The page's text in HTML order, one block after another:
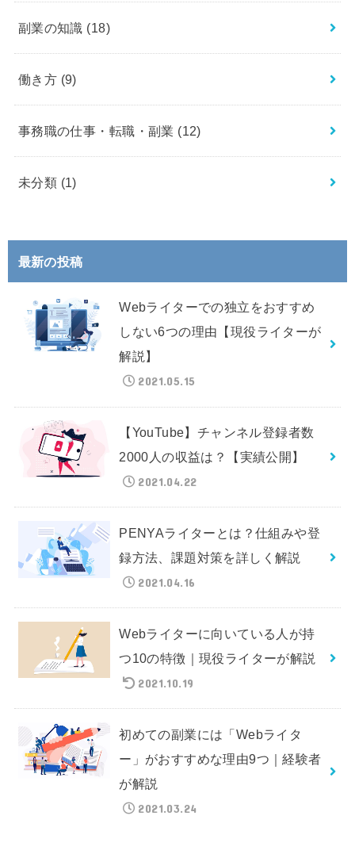
副業の知識 (18)
働き方 (9)
事務職の仕事・転職・副業 (12)
未分類 (1)
最新の投稿
Webライターでの独立をおすすめ
しない6つの理由【現役ライターが
解説】
2021.05.15
【YouTube】チャンネル登録者数
2000人の収益は？【実績公開】
2021.04.22
PENYAライターとは？仕組みや登
録方法、課題対策を詳しく解説
2021.04.16
Webライターに向いている人が持
つ10の特徴｜現役ライターが解説
2021.10.19
初めての副業には「Webライタ
ー」がおすすめな理由9つ｜経験者
が解説
2021.03.24